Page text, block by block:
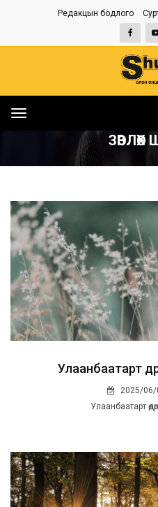
Редакцын бодлого
Toggle
Улаанбаатарт
2025/06/
Улаанбаатарт